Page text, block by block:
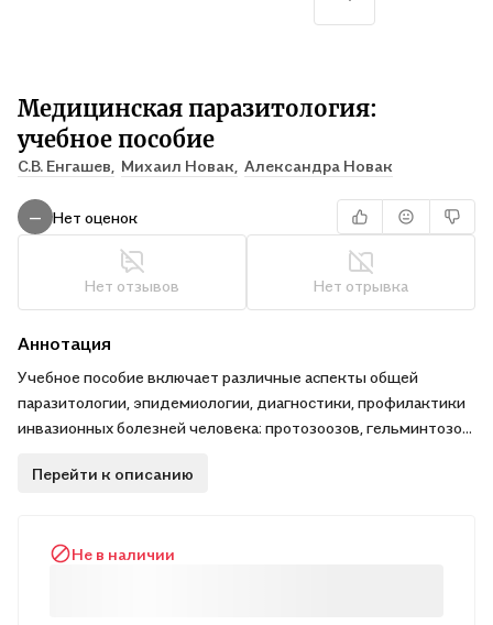
Медицинская паразитология:
учебное пособие
С.В. Енгашев, Михаил Новак, Александра Новак
— Нет оценок
Нет отзывов Нет отрывка
Аннотация
Учебное пособие включает различные аспекты общей
паразитологии, эпидемиологии, диагностики, профилактики
инвазионных болезней человека: протозоозов, гельминтозов,
предусмотрен контроль теоретической подготовки
образования последнего поколения. Предназначено для
Перейти к описанию
Не в наличии